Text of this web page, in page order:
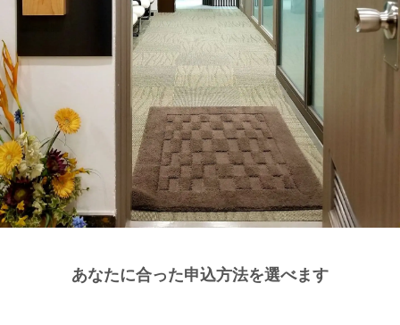
あなたに合った申込方法を選べます